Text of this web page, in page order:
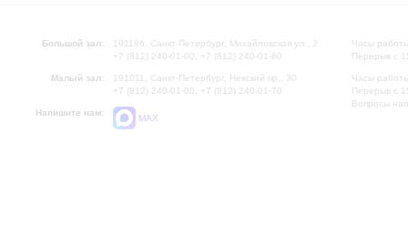
Большой зал:
191186, Санкт-Петербург, Михайловская ул., 2
+7 (812) 240-01-00, +7 (812) 240-01-80
Малый зал:
191011, Санкт-Петербург, Невский пр., 30
+7 (812) 240-01-00, +7 (812) 240-01-70
Напишите нам:
MAX
Часы
Перерыв с
Часы
Перерыв с
Вопросы